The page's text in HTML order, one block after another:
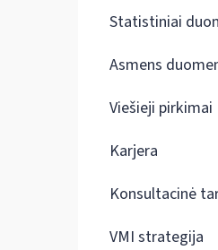
Statistiniai
Asmens
Viešieji pirkimai
Karjera
Konsultacinė
VMI strategija